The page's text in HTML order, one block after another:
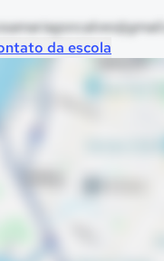
da escola